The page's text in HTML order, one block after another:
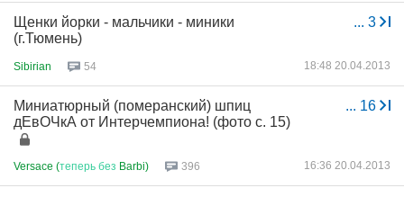
... 3
Щенки йорки - мальчики - миники
(г.Тюмень)
Sibirian 54 18:48 20.04.2013
... 16
Миниатюрный (померанский) шпиц
дЕвОЧкА от Интерчемпиона! (фото с. 15)
Versace (теперь без Barbi) 396 16:36 20.04.2013